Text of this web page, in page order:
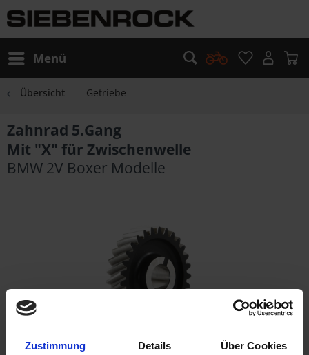
Zustimmung Details Über Cookies
Menü
Übersicht Getriebe
Zahnrad 5.Gang
Mit "X" für Zwischenwelle
BMW 2V Boxer Modelle